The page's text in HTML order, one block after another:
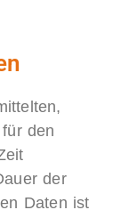
den
der
Daten ist